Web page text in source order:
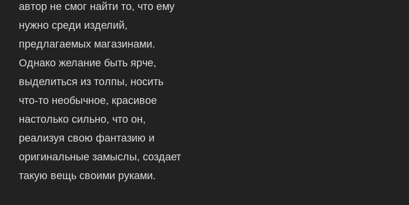
автор не смог найти то, что ему
нужно среди изделий,
предлагаемых магазинами.
Однако желание быть ярче,
выделиться из толпы, носить
что-то необычное, красивое
настолько сильно, что он,
реализуя свою фантазию и
оригинальные замыслы, создает
такую вещь своими руками.